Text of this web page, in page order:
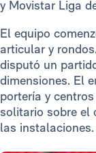
y Movistar Liga
El equipo
articular y
disputó un
dimensiones. El
portería y
solitario sobre el
las instalaciones.